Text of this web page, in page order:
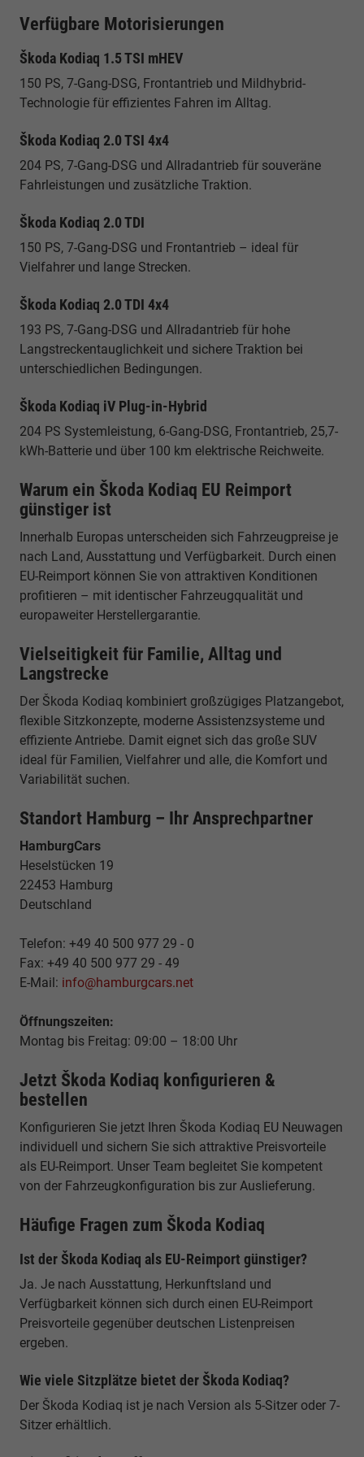
Verfügbare Motorisierungen
Škoda Kodiaq 1.5 TSI mHEV
150 PS, 7-Gang-DSG, Frontantrieb und Mildhybrid-
Technologie für effizientes Fahren im Alltag.
Škoda Kodiaq 2.0 TSI 4x4
204 PS, 7-Gang-DSG und Allradantrieb für souveräne
Fahrleistungen und zusätzliche Traktion.
Škoda Kodiaq 2.0 TDI
150 PS, 7-Gang-DSG und Frontantrieb – ideal für
Vielfahrer und lange Strecken.
Škoda Kodiaq 2.0 TDI 4x4
193 PS, 7-Gang-DSG und Allradantrieb für hohe
Langstreckentauglichkeit und sichere Traktion bei
unterschiedlichen Bedingungen.
Škoda Kodiaq iV Plug-in-Hybrid
204 PS Systemleistung, 6-Gang-DSG, Frontantrieb, 25,7-
kWh-Batterie und über 100 km elektrische Reichweite.
Warum ein Škoda Kodiaq EU Reimport
günstiger ist
Innerhalb Europas unterscheiden sich Fahrzeugpreise je
nach Land, Ausstattung und Verfügbarkeit. Durch einen
EU-Reimport können Sie von attraktiven Konditionen
profitieren – mit identischer Fahrzeugqualität und
europaweiter Herstellergarantie.
Vielseitigkeit für Familie, Alltag und
Langstrecke
Der Škoda Kodiaq kombiniert großzügiges Platzangebot,
flexible Sitzkonzepte, moderne Assistenzsysteme und
effiziente Antriebe. Damit eignet sich das große SUV
ideal für Familien, Vielfahrer und alle, die Komfort und
Variabilität suchen.
Standort Hamburg – Ihr Ansprechpartner
HamburgCars
Heselstücken 19
22453 Hamburg
Deutschland
Telefon: +49 40 500 977 29 - 0
Fax: +49 40 500 977 29 - 49
E-Mail: info@hamburgcars.net
Öffnungszeiten:
Montag bis Freitag: 09:00 – 18:00 Uhr
Jetzt Škoda Kodiaq konfigurieren &
bestellen
Konfigurieren Sie jetzt Ihren Škoda Kodiaq EU Neuwagen
individuell und sichern Sie sich attraktive Preisvorteile
als EU-Reimport. Unser Team begleitet Sie kompetent
von der Fahrzeugkonfiguration bis zur Auslieferung.
Häufige Fragen zum Škoda Kodiaq
Ist der Škoda Kodiaq als EU-Reimport günstiger?
Ja. Je nach Ausstattung, Herkunftsland und
Verfügbarkeit können sich durch einen EU-Reimport
Preisvorteile gegenüber deutschen Listenpreisen
ergeben.
Wie viele Sitzplätze bietet der Škoda Kodiaq?
Der Škoda Kodiaq ist je nach Version als 5-Sitzer oder 7-
Sitzer erhältlich.